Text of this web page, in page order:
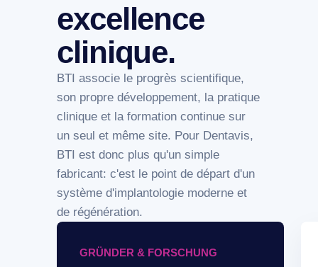
excellence
clinique.
BTI associe le progrès scientifique,
son propre développement, la pratique
clinique et la formation continue sur
un seul et même site. Pour Dentavis,
BTI est donc plus qu'un simple
fabricant: c'est le point de départ d'un
système d'implantologie moderne et
de régénération.
GRÜNDER & FORSCHUNG